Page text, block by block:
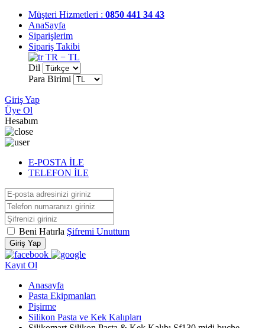
Müşteri Hizmetleri : 0850 441 34 43
AnaSayfa
Siparişlerim
Sipariş Takibi
TR − TL
Dil
Para Birimi
Giriş Yap
Üye Ol
Hesabım
E-POSTA İLE
TELEFON İLE
Beni Hatırla Şifremi Unuttum
Giriş Yap
Kayıt Ol
Anasayfa
Pasta Ekipmanları
Pişirme
Silikon Pasta ve Kek Kalıpları